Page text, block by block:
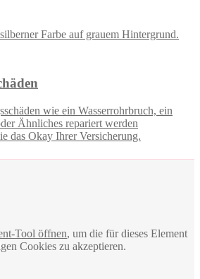
wie ein Wasserrohrbruch, ein
Ähnliches repariert werden
das Okay Ihrer Versicherung.
Tool öffnen, um die für dieses Element
Cookies zu akzeptieren.